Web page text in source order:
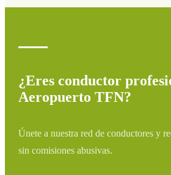
¿Eres conductor
Aeropuerto TFN?
Únete a nuestra red de conductores y
sin comisiones abusivas.